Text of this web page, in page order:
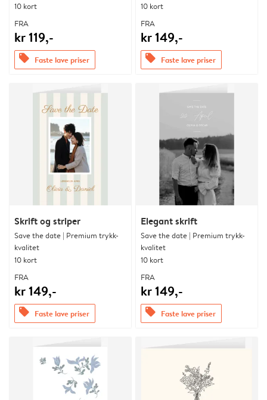
10 kort
FRA
kr 119,-
offers Faste lave priser
10 kort
FRA
kr 149,-
offers Faste lave priser
Skrift og striper
Save the date | Premium trykk-
kvalitet
10 kort
FRA
kr 149,-
offers Faste lave priser
Elegant skrift
Save the date | Premium trykk-
kvalitet
10 kort
FRA
kr 149,-
offers Faste lave priser